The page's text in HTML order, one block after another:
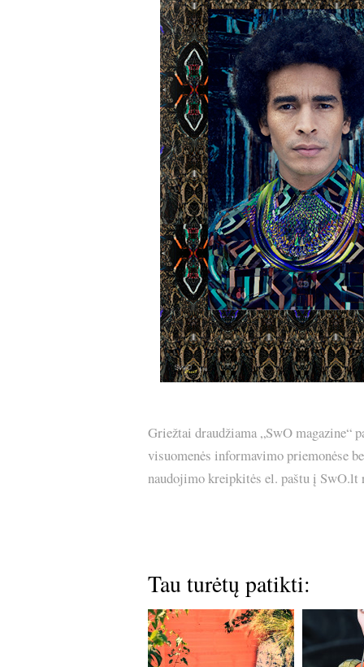
Griežtai draudžiama „SwO magazine“
visuomenės informavimo priemonėse
naudojimo kreipkitės el. paštu į
Tau turėtų patikti: